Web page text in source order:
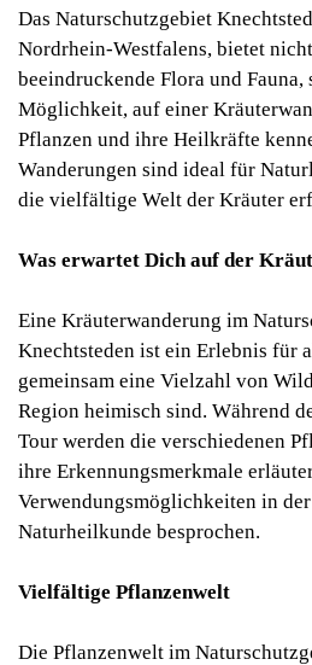
Das Naturschutzgebiet
Nordrhein-Westfalens, bietet
beeindruckende Flora und Fauna,
Möglichkeit, auf einer
Pflanzen und ihre Heilkräfte
Wanderungen sind ideal für
die vielfältige Welt der Kräuter
Was erwartet Dich auf der
Eine Kräuterwanderung im
Knechtsteden ist ein Erlebnis für
gemeinsam eine Vielzahl von
Region heimisch sind. Während
Tour werden die verschiedenen
ihre Erkennungsmerkmale
Verwendungsmöglichkeiten in
Naturheilkunde besprochen.
Vielfältige Pflanzenwelt
Die Pflanzenwelt im